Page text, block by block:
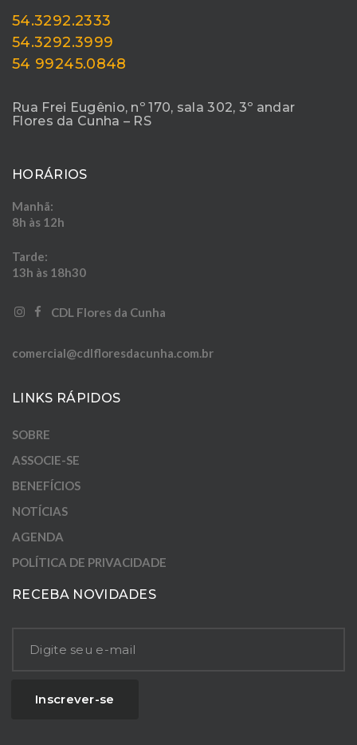
54.3292.2333
54.3292.3999
54 99245.0848
Rua Frei Eugênio, nº 170, sala 302, 3º andar
Flores da Cunha – RS
HORÁRIOS
Manhã:
8h às 12h
Tarde:
13h às 18h30
‎ ‎ ‎ ‎ CDL Flores da Cunha
comercial@cdlfloresdacunha.com.br
LINKS RÁPIDOS
SOBRE
ASSOCIE-SE
BENEFÍCIOS
NOTÍCIAS
AGENDA
POLÍTICA DE PRIVACIDADE
RECEBA NOVIDADES